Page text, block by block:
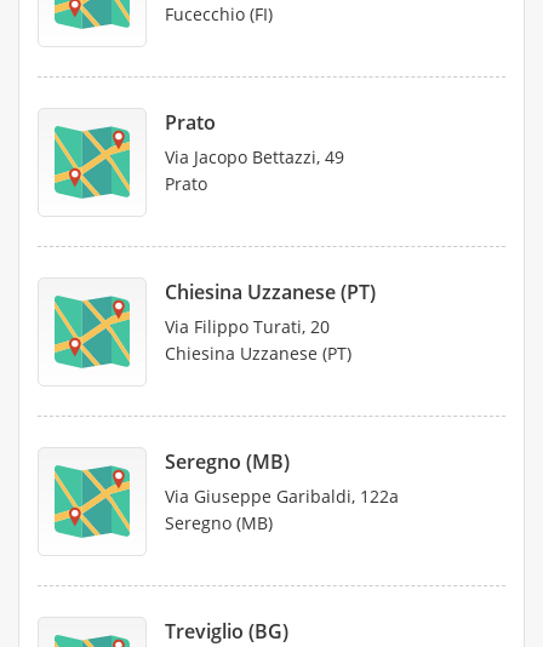
Fucecchio (FI)
Prato
Via Jacopo Bettazzi, 49
Prato
Chiesina Uzzanese (PT)
Via Filippo Turati, 20
Chiesina Uzzanese (PT)
Seregno (MB)
Via Giuseppe Garibaldi, 122a
Seregno (MB)
Treviglio (BG)